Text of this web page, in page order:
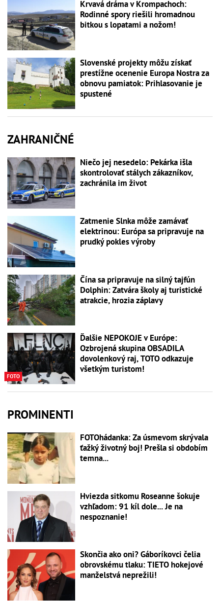
Krvavá dráma v Krompachoch:
Rodinné spory riešili hromadnou
bitkou s lopatami a nožom!
Slovenské projekty môžu získať
prestížne ocenenie Europa Nostra za
obnovu pamiatok: Prihlasovanie je
spustené
ZAHRANIČNÉ
Niečo jej nesedelo: Pekárka išla
skontrolovať stálych zákazníkov,
zachránila im život
Zatmenie Slnka môže zamávať
elektrinou: Európa sa pripravuje na
prudký pokles výroby
Čína sa pripravuje na silný tajfún
Dolphin: Zatvára školy aj turistické
atrakcie, hrozia záplavy
FOTO
Ďalšie NEPOKOJE v Európe:
Ozbrojená skupina OBSADILA
dovolenkový raj, TOTO odkazuje
všetkým turistom!
PROMINENTI
FOTOhádanka: Za úsmevom skrývala
ťažký životný boj! Prešla si obdobím
temna...
Hviezda sitkomu Roseanne šokuje
vzhľadom: 91 kíl dole... Je na
nespoznanie!
Skončia ako oni? Gáboríkovci čelia
obrovskému tlaku: TIETO hokejové
manželstvá neprežili!